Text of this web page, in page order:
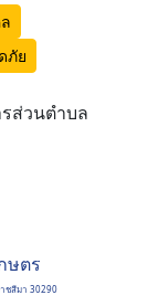
ภัย
ส่วนตำบล
ษตร
าชสีมา 30290